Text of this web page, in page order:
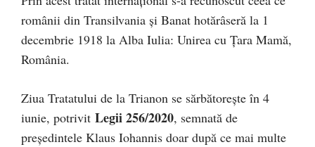
românii din Transilvania şi Banat hotărâseră la 1
decembrie 1918 la Alba Iulia: Unirea cu Țara Mamă,
România.
Ziua Tratatului de la Trianon se sărbătorește în 4
iunie, potrivit Legii 256/2020, semnată de
președintele Klaus Iohannis doar după ce mai multe